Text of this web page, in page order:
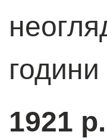
1921 р.